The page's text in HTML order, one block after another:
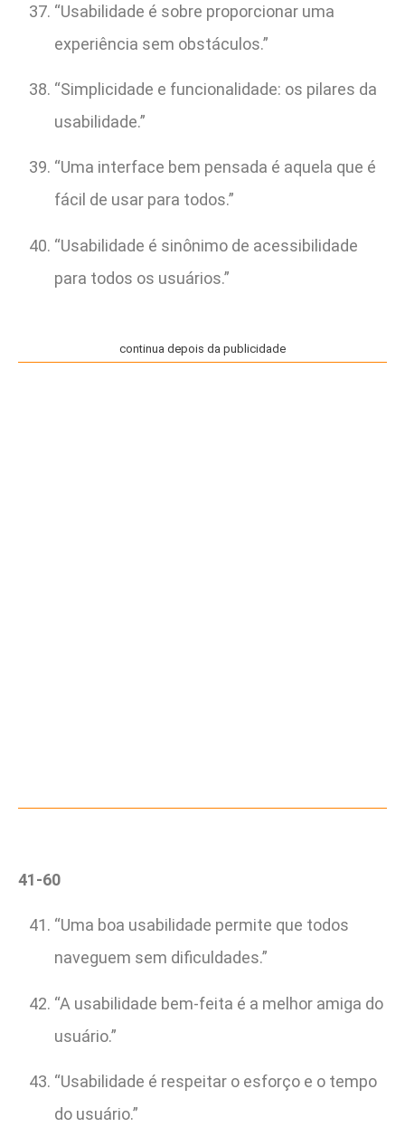
“Usabilidade é sobre proporcionar uma
experiência sem obstáculos.”
“Simplicidade e funcionalidade: os pilares da
usabilidade.”
“Uma interface bem pensada é aquela que é
fácil de usar para todos.”
“Usabilidade é sinônimo de acessibilidade
para todos os usuários.”
continua depois da publicidade
41-60
“Uma boa usabilidade permite que todos
naveguem sem dificuldades.”
“A usabilidade bem-feita é a melhor amiga do
usuário.”
“Usabilidade é respeitar o esforço e o tempo
do usuário.”